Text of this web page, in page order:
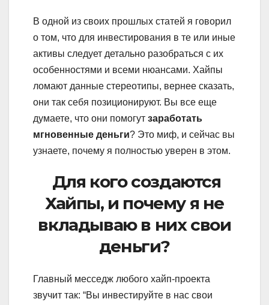
В одной из своих прошлых статей я говорил
о том, что для инвестирования в те или иные
активы следует детально разобраться с их
особенностями и всеми нюансами. Хайпы
ломают данные стереотипы, вернее сказать,
они так себя позиционируют. Вы все еще
думаете, что они помогут заработать
мгновенные деньги? Это миф, и сейчас вы
узнаете, почему я полностью уверен в этом.
Для кого создаются
Хайпы, и почему я не
вкладываю в них свои
деньги?
Главный месседж любого хайп-проекта
звучит так: “Вы инвестируйте в нас свои